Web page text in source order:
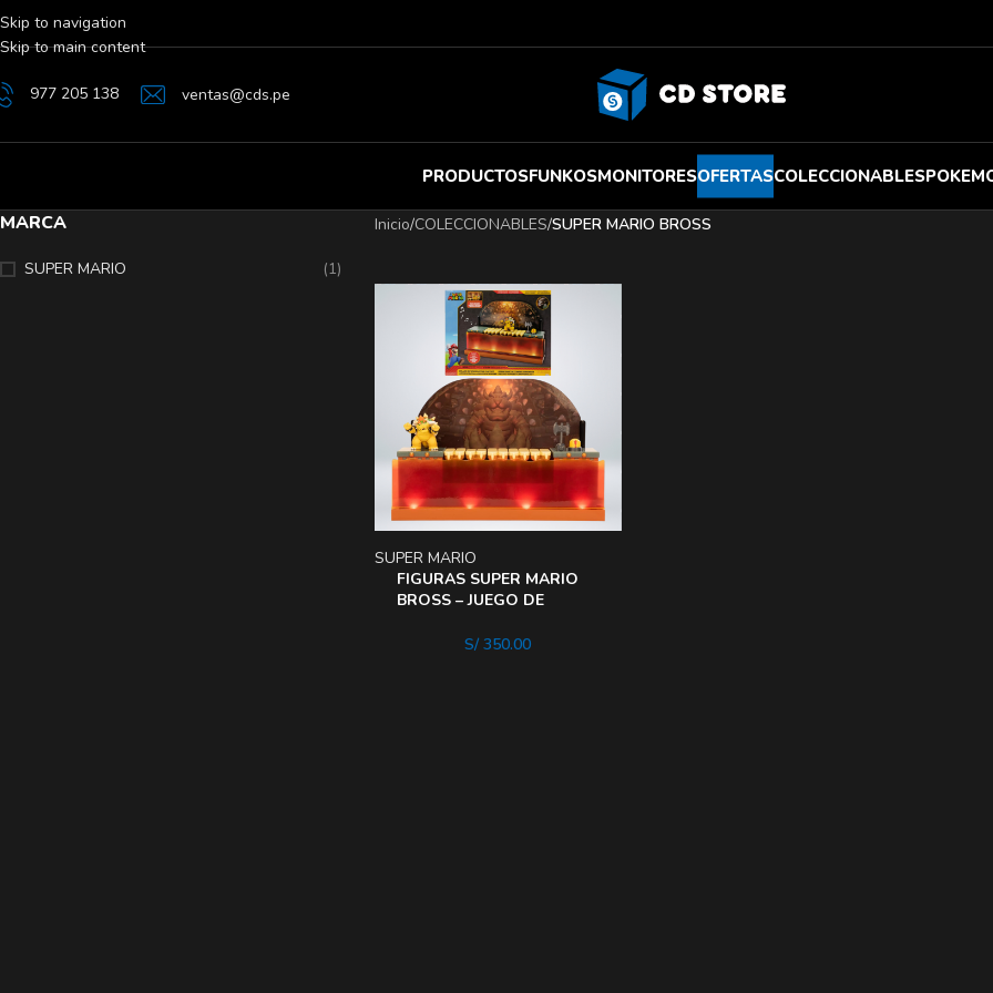
Skip to navigation
Skip to main content
977 205 138 ventas@cds.pe
PRODUCTOSFUNKOSMONITORESOFERTASCOLECCIONABLES
MARCA
SUPER MARIO (1)
Inicio/COLECCIONABLES/SUPER MARIO BROSS
FIGURAS SUPER MARIO
BROSS – JUEGO DE
SUPER MARIO
S/350.00